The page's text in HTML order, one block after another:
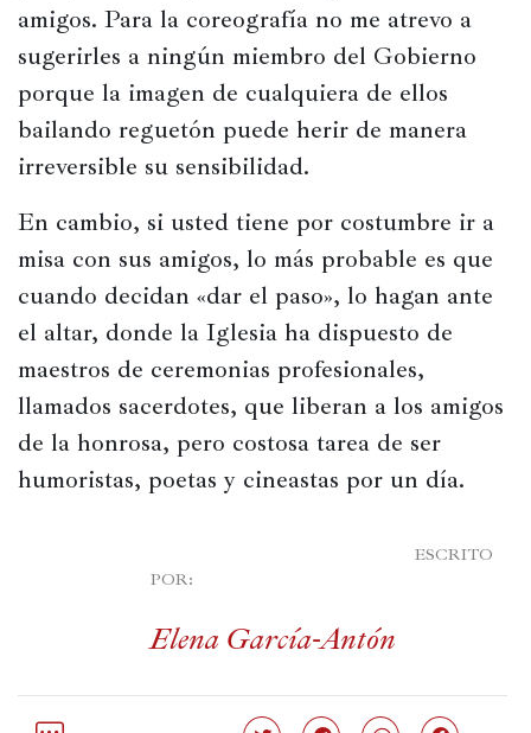
amigos. Para la coreografía no me atrevo a
sugerirles a ningún miembro del Gobierno
porque la imagen de cualquiera de ellos
bailando reguetón puede herir de manera
irreversible su sensibilidad.
En cambio, si usted tiene por costumbre ir a
misa con sus amigos, lo más probable es que
cuando decidan «dar el paso», lo hagan ante
el altar, donde la Iglesia ha dispuesto de
maestros de ceremonias profesionales,
llamados sacerdotes, que liberan a los amigos
de la honrosa, pero costosa tarea de ser
humoristas, poetas y cineastas por un día.
POR:
Elena García-Antón